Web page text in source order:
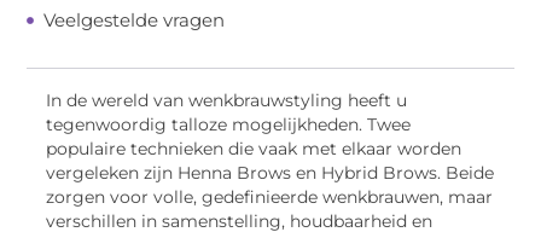
Veelgestelde vragen
In de wereld van wenkbrauwstyling heeft u
tegenwoordig talloze mogelijkheden. Twee
populaire technieken die vaak met elkaar worden
vergeleken zijn Henna Brows en Hybrid Brows. Beide
zorgen voor volle, gedefinieerde wenkbrauwen, maar
verschillen in samenstelling, houdbaarheid en